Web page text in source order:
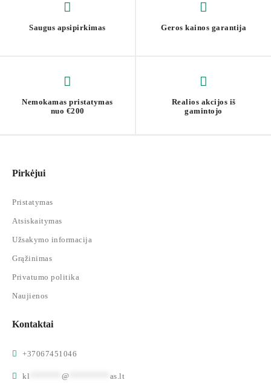
Saugus apsipirkimas Geros kainos garantija
Nemokamas pristatymas
nuo €200
Realios akcijos iš
gamintojo
Pirkėjui
Pristatymas
Atsiskaitymas
Užsakymo informacija
Grąžinimas
Privatumo politika
Naujienos
Kontaktai
+37067451046
kl @ as.lt